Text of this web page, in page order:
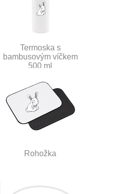
Termoska s
bambusovým víčkem
500 ml
Rohožka